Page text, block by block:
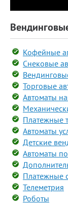
Кофейные
Снековые
Торговые
Автоматы
Платежные
Автоматы
Детские
Автоматы
Платежные
Телеметрия
Роботы